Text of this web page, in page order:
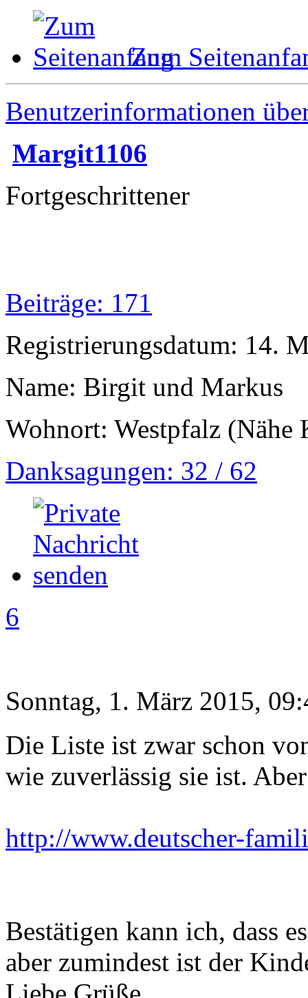
Zum
Benutzerinformationen
Margit1106
Fortgeschrittener
Beiträge: 171
Registrierungsdatum: 14.
Name: Birgit und Markus
Wohnort: Westpfalz (Nähe
Danksagungen: 32 / 62
6
Sonntag, 1. März 2015,
Die Liste ist zwar schon
wie zuverlässig sie ist.
http://www.deutscher-
Bestätigen kann ich, dass
aber zumindest ist der